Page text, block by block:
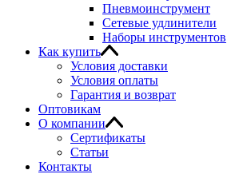
Пневмоинструмент
Сетевые удлинители
Наборы инструментов
Как купить
Условия доставки
Условия оплаты
Гарантия и возврат
Оптовикам
О компании
Сертификаты
Статьи
Контакты